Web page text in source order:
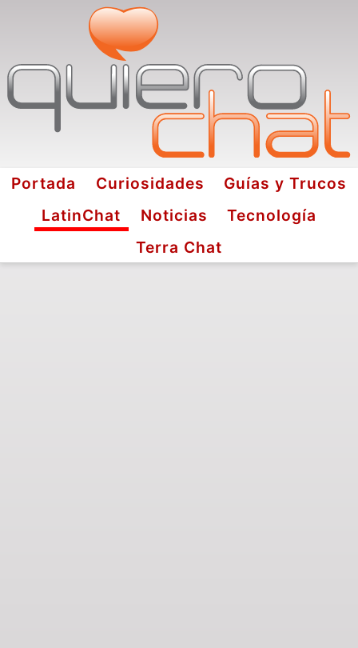
Portada Curiosidades
Guías y Trucos
LatinChat
Noticias
Tecnología
Terra Chat